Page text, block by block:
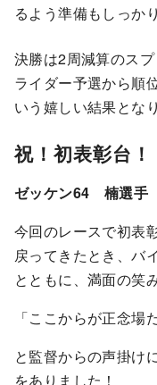
るよう準備もしっか
決勝は2周減算のス
ライダー予選から順
いう嬉しい結果とな
祝！初表彰台！
ゼッケン64 楠選手
今回のレースで初表
戻ってきたとき、バ
とともに、満面の笑
「ここからが正念場
と監督からの声掛け
をありました！